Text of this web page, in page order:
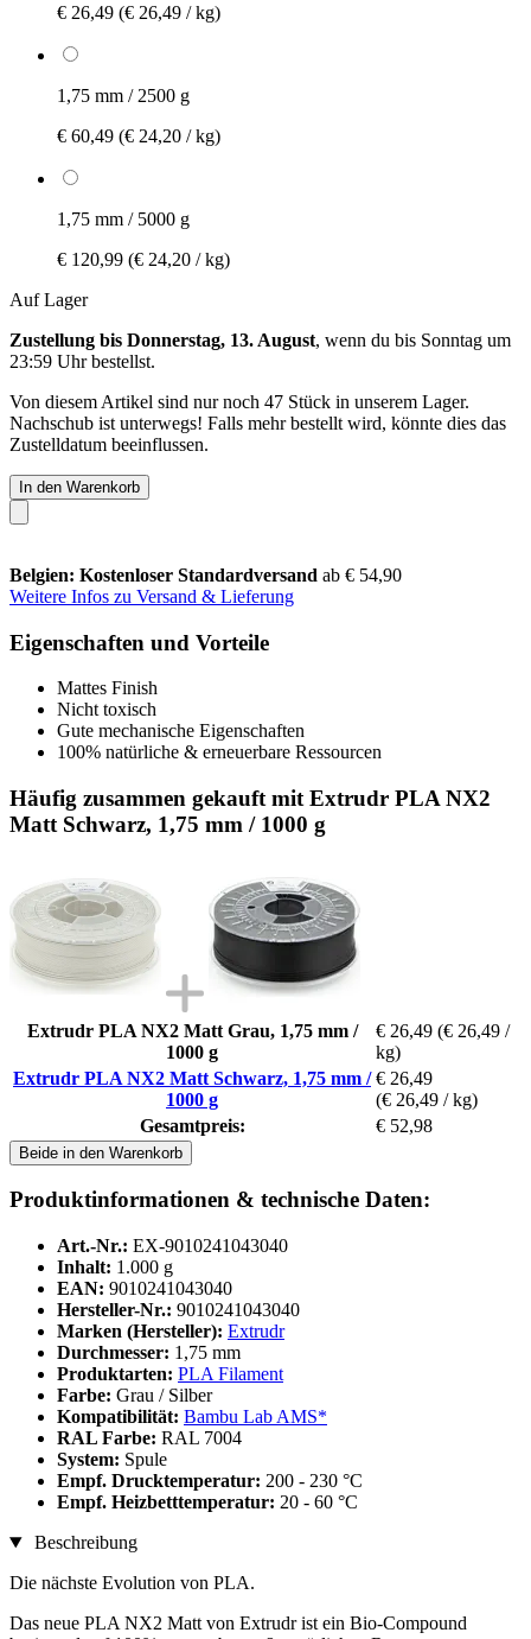
€ 26,49 (€ 26,49 / kg)
1,75 mm / 2500 g
€ 60,49 (€ 24,20 / kg)
1,75 mm / 5000 g
€ 120,99 (€ 24,20 / kg)
Auf Lager
Zustellung bis Donnerstag, 13. August, wenn du bis Sonntag um
23:59 Uhrbestellst.
Von diesem Artikel sind nur noch 47 Stück in unserem Lager.
Nachschub ist unterwegs! Falls mehr bestellt wird, könnte dies das
Zustelldatum beeinflussen.
In den Warenkorb
Belgien: Kostenloser Standardversand ab € 54,90
Weitere Infos zu Versand & Lieferung
Eigenschaften und Vorteile
Mattes Finish
Nicht toxisch
Gute mechanische Eigenschaften
100% natürliche & erneuerbare Ressourcen
Häufig zusammen gekauft mit Extrudr PLA NX2
Matt Schwarz, 1,75 mm / 1000 g
Extrudr PLA NX2 Matt Grau, 1,75 mm /
1000 g
€ 26,49 (€ 26,49 /
kg)
Extrudr PLA NX2 Matt Schwarz, 1,75 mm /
1000 g
€ 26,49
(€ 26,49 / kg)
Gesamtpreis:
€ 52,98
Beide in den Warenkorb
Produktinformationen & technische Daten:
Art.-Nr.: EX-9010241043040
Inhalt: 1.000 g
EAN: 9010241043040
Hersteller-Nr.: 9010241043040
Marken (Hersteller): Extrudr
Durchmesser: 1,75 mm
Produktarten: PLA Filament
Farbe: Grau / Silber
Kompatibilität: Bambu Lab AMS*
RAL Farbe: RAL 7004
System: Spule
Empf. Drucktemperatur: 200 - 230 °C
Empf. Heizbetttemperatur: 20 - 60 °C
Beschreibung
Die nächste Evolution von PLA.
Das neue PLA NX2 Matt von Extrudr ist ein Bio-Compound